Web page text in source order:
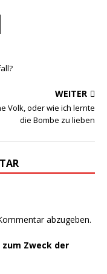
WEITER
Volk, oder wie ich lernte
die Bombe zu lieben
abzugeben.
zum Zweck der